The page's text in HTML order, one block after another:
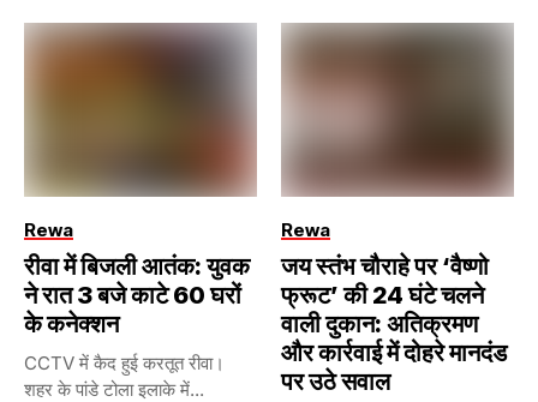
Rewa
रीवा में बिजली आतंक: युवक
ने रात 3 बजे काटे 60 घरों
के कनेक्शन
CCTV में कैद हुई करतूत रीवा।
शहर के पांडे टोला इलाके में...
Rewa
जय स्तंभ चौराहे पर ‘वैष्णो
फ्रूट’ की 24 घंटे चलने
वाली दुकान: अतिक्रमण
और कार्रवाई में दोहरे मानदंड
पर उठे सवाल